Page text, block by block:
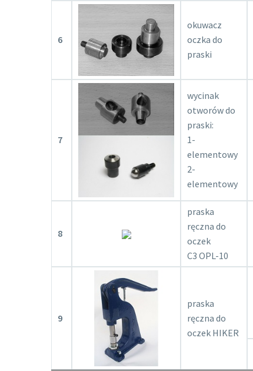
6
okuwacz
oczka do
praski
7
wycinak
otworów do
praski:
1-
elementowy
2-
elementowy
8
praska
ręczna do
oczek
C3 OPL-10
9
praska
ręczna do
oczek HIKER